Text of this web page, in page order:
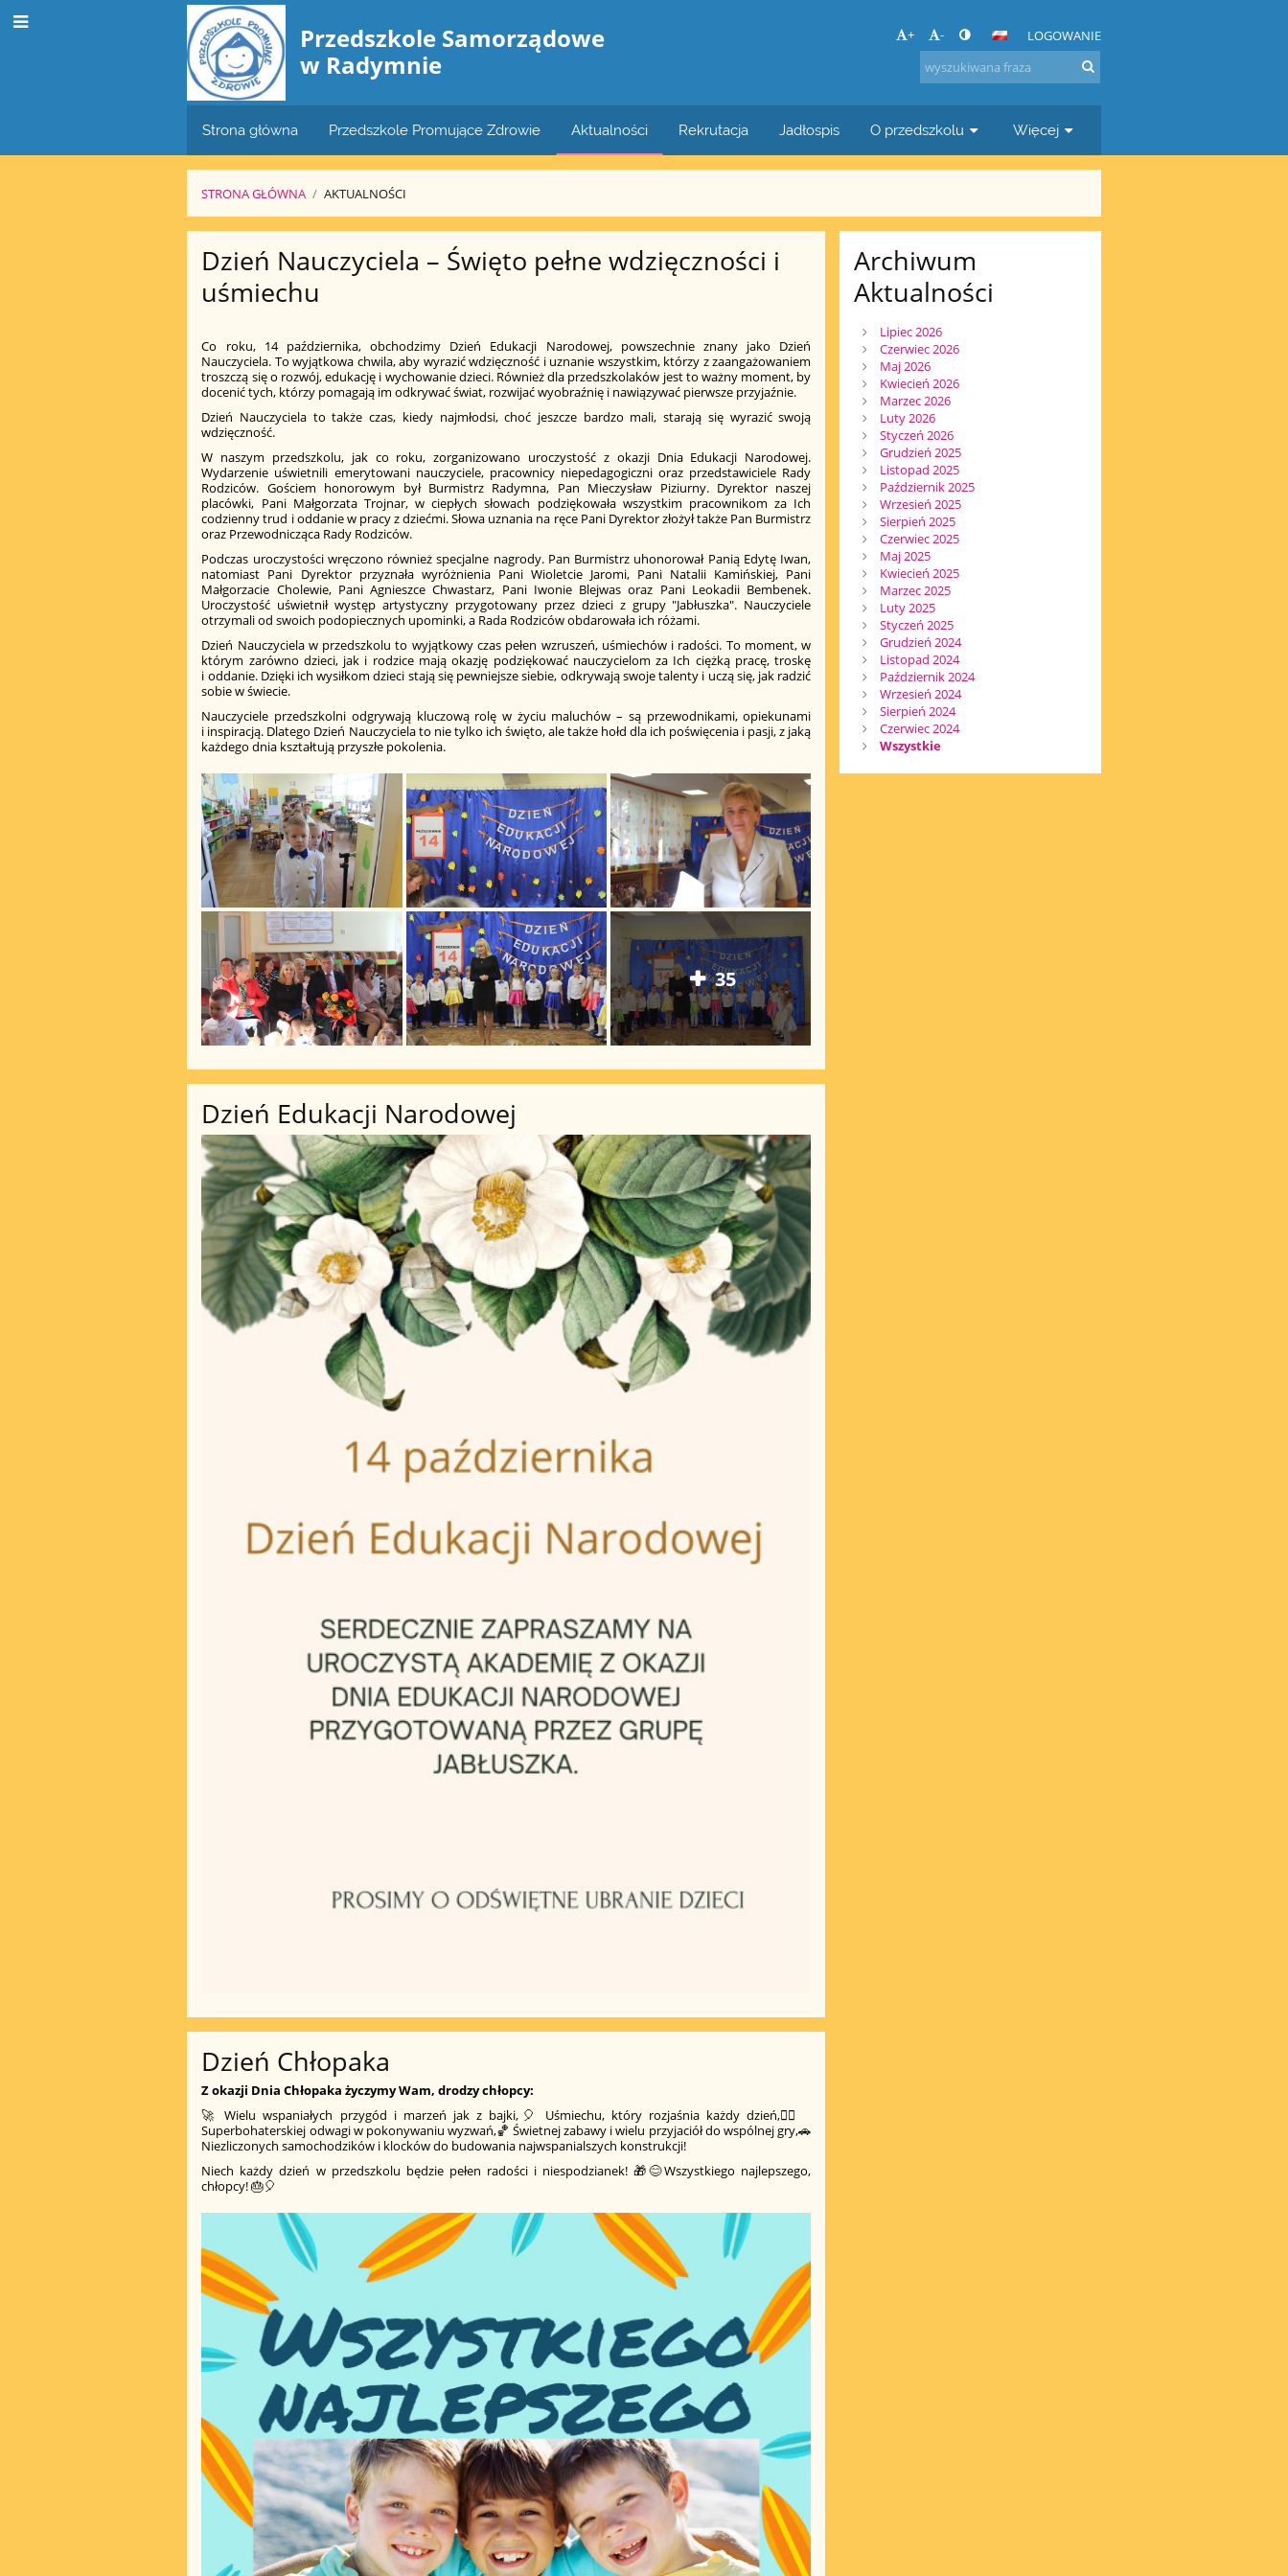
Przedszkole Samorządowe
w Radymnie
+ - LOGOWANIE
Strona główna Przedszkole Promujące Zdrowie Aktualności Rekrutacja Jadłospis O przedszkolu Więcej
STRONA GŁÓWNA / AKTUALNOŚCI
Aktualności
Dzień Nauczyciela – Święto pełne wdzięczności i
uśmiechu
Co roku, 14 października, obchodzimy Dzień Edukacji Narodowej, powszechnie znany jako Dzień
Nauczyciela. To wyjątkowa chwila, aby wyrazić wdzięczność i uznanie wszystkim, którzy z zaangażowaniem
troszczą się o rozwój, edukację i wychowanie dzieci. Również dla przedszkolaków jest to ważny moment, by
docenić tych, którzy pomagają im odkrywać świat, rozwijać wyobraźnię i nawiązywać pierwsze przyjaźnie.
Dzień Nauczyciela to także czas, kiedy najmłodsi, choć jeszcze bardzo mali, starają się wyrazić swoją
wdzięczność.
W naszym przedszkolu, jak co roku, zorganizowano uroczystość z okazji Dnia Edukacji Narodowej.
Wydarzenie uświetnili emerytowani nauczyciele, pracownicy niepedagogiczni oraz przedstawiciele Rady
Rodziców. Gościem honorowym był Burmistrz Radymna, Pan Mieczysław Piziurny. Dyrektor naszej
placówki, Pani Małgorzata Trojnar, w ciepłych słowach podziękowała wszystkim pracownikom za Ich
codzienny trud i oddanie w pracy z dziećmi. Słowa uznania na ręce Pani Dyrektor złożył także Pan Burmistrz
oraz Przewodnicząca Rady Rodziców.
Podczas uroczystości wręczono również specjalne nagrody. Pan Burmistrz uhonorował Panią Edytę Iwan,
natomiast Pani Dyrektor przyznała wyróżnienia Pani Wioletcie Jaromi, Pani Natalii Kamińskiej, Pani
Małgorzacie Cholewie, Pani Agnieszce Chwastarz, Pani Iwonie Blejwas oraz Pani Leokadii Bembenek.
Uroczystość uświetnił występ artystyczny przygotowany przez dzieci z grupy "Jabłuszka". Nauczyciele
otrzymali od swoich podopiecznych upominki, a Rada Rodziców obdarowała ich różami.
Dzień Nauczyciela w przedszkolu to wyjątkowy czas pełen wzruszeń, uśmiechów i radości. To moment, w
którym zarówno dzieci, jak i rodzice mają okazję podziękować nauczycielom za Ich ciężką pracę, troskę
i oddanie. Dzięki ich wysiłkom dzieci stają się pewniejsze siebie, odkrywają swoje talenty i uczą się, jak radzić
sobie w świecie.
Nauczyciele przedszkolni odgrywają kluczową rolę w życiu maluchów – są przewodnikami, opiekunami
i inspiracją. Dlatego Dzień Nauczyciela to nie tylko ich święto, ale także hołd dla ich poświęcenia i pasji, z jaką
każdego dnia kształtują przyszłe pokolenia.
35
Dzień Edukacji Narodowej
Dzień Chłopaka
Z okazji Dnia Chłopaka życzymy Wam, drodzy chłopcy:
🚀 Wielu wspaniałych przygód i marzeń jak z bajki,🎈 Uśmiechu, który rozjaśnia każdy dzień,🦸‍♂️
Superbohaterskiej odwagi w pokonywaniu wyzwań,🏀 Świetnej zabawy i wielu przyjaciół do wspólnej gry,🚗
Niezliczonych samochodzików i klocków do budowania najwspanialszych konstrukcji!
Niech każdy dzień w przedszkolu będzie pełen radości i niespodzianek! 🎁😊Wszystkiego najlepszego,
chłopcy! 🎂🎈
Archiwum
Aktualności
Lipiec 2026
Czerwiec 2026
Maj 2026
Kwiecień 2026
Marzec 2026
Luty 2026
Styczeń 2026
Grudzień 2025
Listopad 2025
Październik 2025
Wrzesień 2025
Sierpień 2025
Czerwiec 2025
Maj 2025
Kwiecień 2025
Marzec 2025
Luty 2025
Styczeń 2025
Grudzień 2024
Listopad 2024
Październik 2024
Wrzesień 2024
Sierpień 2024
Czerwiec 2024
Wszystkie